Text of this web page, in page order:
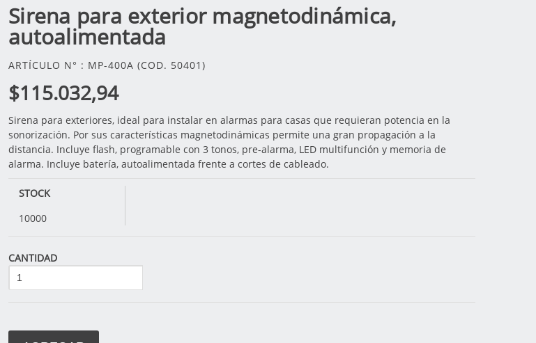
Sirena para exterior magnetodinámica,
autoalimentada
ARTÍCULO N° : MP-400A (COD. 50401)
$115.032,94
Sirena para exteriores, ideal para instalar en alarmas para casas que requieran potencia en la
sonorización. Por sus características magnetodinámicas permite una gran propagación a la
distancia. Incluye flash, programable con 3 tonos, pre-alarma, LED multifunción y memoria de
alarma. Incluye batería, autoalimentada frente a cortes de cableado.
STOCK
10000
CANTIDAD